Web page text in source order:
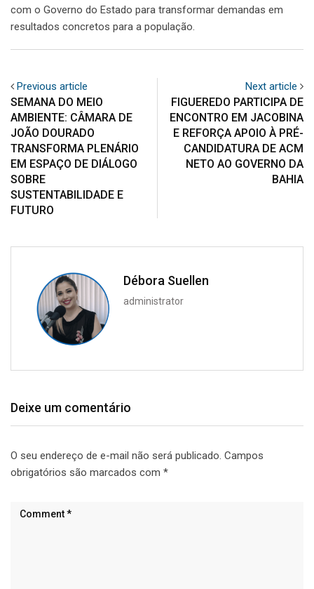
com o Governo do Estado para transformar demandas em
resultados concretos para a população.
Previous article
SEMANA DO MEIO
AMBIENTE: CÂMARA DE
JOÃO DOURADO
TRANSFORMA PLENÁRIO
EM ESPAÇO DE DIÁLOGO
SOBRE
SUSTENTABILIDADE E
FUTURO
Next article
FIGUEREDO PARTICIPA DE
ENCONTRO EM JACOBINA
E REFORÇA APOIO À PRÉ-
CANDIDATURA DE ACM
NETO AO GOVERNO DA
BAHIA
Débora Suellen
administrator
Deixe um comentário
O seu endereço de e-mail não será publicado. Campos
obrigatórios são marcados com *